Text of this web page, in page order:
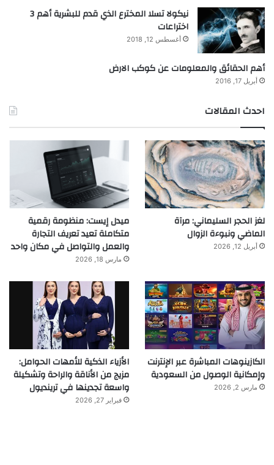
نيكولا تسلا المخترع الذي قدم للبشرية أهم 3
اختراعات
أغسطس 12, 2018
أهم الحقائق والمعلومات عن كوكب الارض
أبريل 17, 2016
احدث المقالات
لغز الحجر السليماني: مرآة
الماضي ونبوءة الزوال
أبريل 12, 2026
ميدل إيست: منظومة رقمية
متكاملة تعيد تعريف التجارة
والعمل والتواصل في مكان واحد
مارس 18, 2026
الكازينوهات المباشرة عبر الإنترنت
وإمكانية الوصول من السعودية
مارس 2, 2026
الأزياء الذكية للأمهات الحوامل:
مزيج من الأناقة والراحة وتشكيلة
واسعة تجدينها في ترينديول
فبراير 27, 2026